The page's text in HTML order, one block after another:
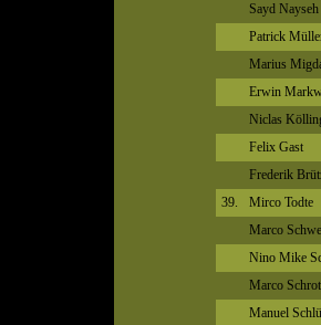
Sayd Nayseh
Patrick
Marius
Erwin
Niclas
Felix Gast
Frederik
39.
Mirco Todte
Marco
Nino Mike
Marco Schrot
Manuel